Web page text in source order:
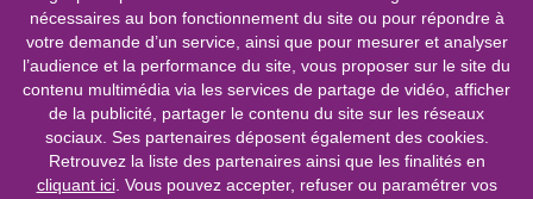
nécessaires au bon fonctionnement du site ou pour répondre à
votre demande d’un service, ainsi que pour mesurer et analyser
l’audience et la performance du site, vous proposer sur le site du
contenu multimédia via les services de partage de vidéo, afficher
de la publicité, partager le contenu du site sur les réseaux
sociaux. Ses partenaires déposent également des cookies.
Retrouvez la liste des partenaires ainsi que les finalités en
cliquant ici. Vous pouvez accepter, refuser ou paramétrer vos
Youtube
Linkedin
Facebook